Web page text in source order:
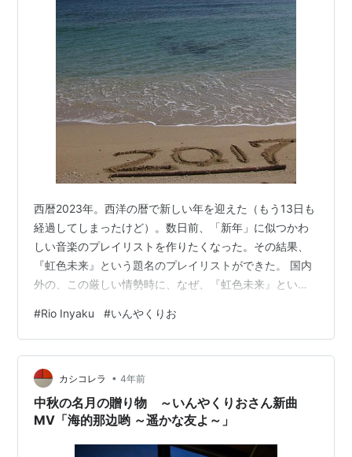
西暦2023年。西洋の暦で新しい年を迎えた（もう13日も
経過してしまったけど）。数日前、「新年」に似つかわ
しい音楽のプレイリストを作りたくなった。その結果、
『虹色未来』という題名のプレイリストができた。 国内
外の、この厳しい情勢時に、なぜ、『虹色未来』という
ンセプトにあった好きな曲を選曲していく過程で、いん
やく りおさんが世界各国のミュージシャンと共演すると
いうイメージのプレイリストになった。いんやく りおさ
んに対して、私が連想するのが虹であり、彼はまさに私
にとっての「虹色未来」のメッセンジャーなのだ。 ２．
現在の厳しい情勢は、歴史の大きな転…
#Rio Inyaku #いんやくりお
カシコレラ • 4年前
中秋の名月の贈り物 ～いんやくりおさん新曲
MV「海的那边哟 ～遥かな友よ～」